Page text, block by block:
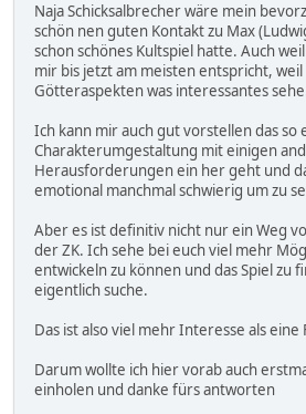
Naja Schicksalbrecher wäre mein
schön nen guten Kontakt zu Max
schon schönes Kultspiel hatte. Auch
mir bis jetzt am meisten entspricht, weil
Götteraspekten was interessantes
Ich kann mir auch gut vorstellen das so
Charakterumgestaltung mit einigen
Herausforderungen ein her geht und
emotional manchmal schwierig um zu
Aber es ist definitiv nicht nur ein Weg
der ZK. Ich sehe bei euch viel mehr
entwickeln zu können und das Spiel zu
eigentlich suche.
Das ist also viel mehr Interesse als eine
Darum wollte ich hier vorab auch
einholen und danke fürs antworten